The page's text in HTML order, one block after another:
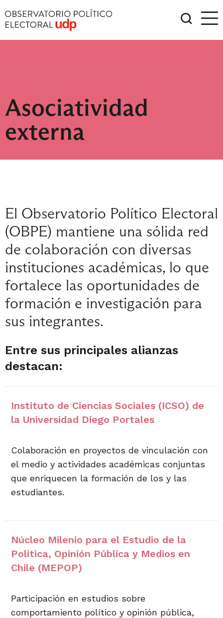
Asociatividad
externa
El Observatorio Político Electoral
(OBPE) mantiene una sólida red
de colaboración con diversas
instituciones académicas, lo que
fortalece las oportunidades de
formación e investigación para
sus integrantes.
Entre sus principales alianzas
destacan:
Instituto de Ciencias Sociales (ICSO) de
la Universidad Diego Portales
Colaboración en proyectos de vinculación con
el medio y actividades académicas conjuntas
que enriquecen la formación de los y las
estudiantes.
Núcleo Milenio para el Estudio de la
Política, Opinión Pública y Medios en
Chile (MEPOP)
Participación en estudios sobre
comportamiento político y opinión pública,